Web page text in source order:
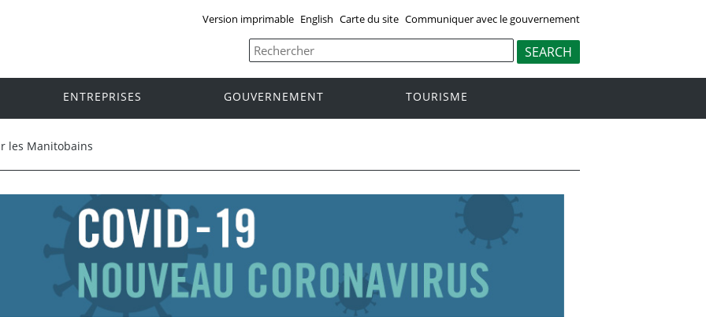
Version imprimable English Carte du site Communiquer avec le gouvernement
ENTREPRISES GOUVERNEMENT TOURISME
les Manitobains